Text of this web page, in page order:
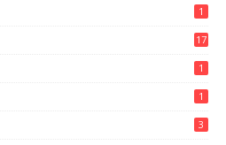
1
17
1
1
3